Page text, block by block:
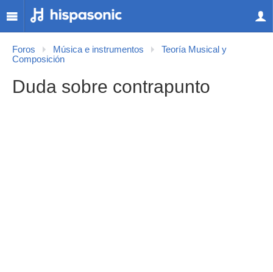
Foros Música e instrumentos
Teoría Musical y
Composición
Duda sobre contrapunto